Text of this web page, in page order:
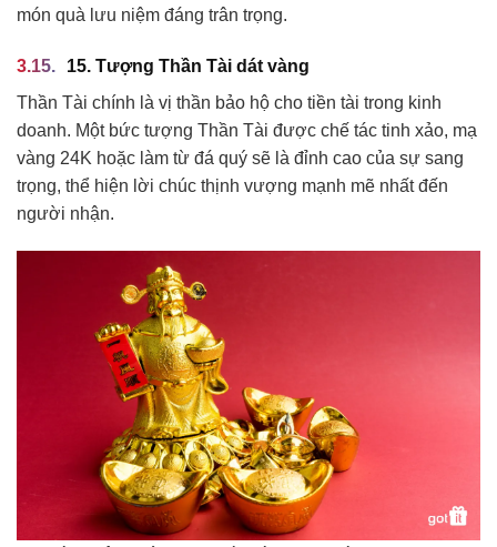
món quà lưu niệm đáng trân trọng.
15. Tượng Thần Tài dát vàng
Thần Tài chính là vị thần bảo hộ cho tiền tài trong kinh
doanh. Một bức tượng Thần Tài được chế tác tinh xảo, mạ
vàng 24K hoặc làm từ đá quý sẽ là đỉnh cao của sự sang
trọng, thể hiện lời chúc thịnh vượng mạnh mẽ nhất đến
người nhận.